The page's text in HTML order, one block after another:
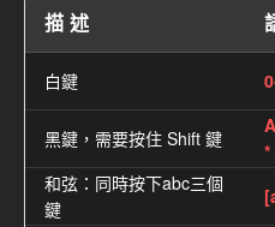
描述
白鍵
黑鍵，需要按住 Shift 鍵
*
和弦：同時按下abc三個
鍵